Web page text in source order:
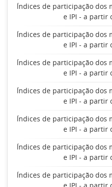
Índices de participação dos
e IPI - a partir
Índices de participação dos
e IPI - a partir
Índices de participação dos
e IPI - a partir
Índices de participação dos
e IPI - a partir
Índices de participação dos
e IPI - a partir
Índices de participação dos
e IPI - a partir
Índices de participação dos